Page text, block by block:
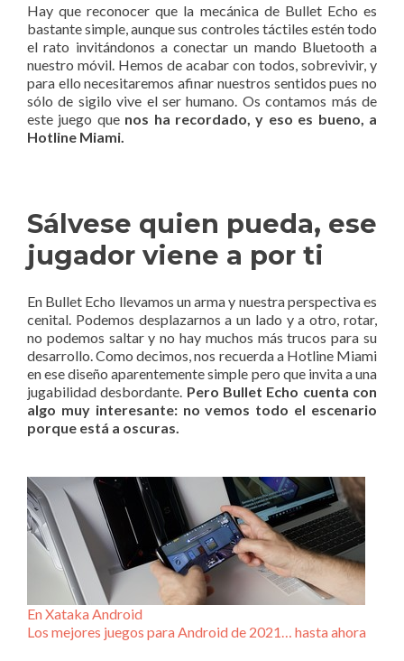
Hay que reconocer que la mecánica de Bullet Echo es
bastante simple, aunque sus controles táctiles estén todo
el rato invitándonos a conectar un mando Bluetooth a
nuestro móvil. Hemos de acabar con todos, sobrevivir, y
para ello necesitaremos afinar nuestros sentidos pues no
sólo de sigilo vive el ser humano. Os contamos más de
este juego que nos ha recordado, y eso es bueno, a
Hotline Miami.
Sálvese quien pueda, ese
jugador viene a por ti
En Bullet Echo llevamos un arma y nuestra perspectiva es
cenital. Podemos desplazarnos a un lado y a otro, rotar,
no podemos saltar y no hay muchos más trucos para su
desarrollo. Como decimos, nos recuerda a Hotline Miami
en ese diseño aparentemente simple pero que invita a una
jugabilidad desbordante. Pero Bullet Echo cuenta con
algo muy interesante: no vemos todo el escenario
porque está a oscuras.
En Xataka Android
Los mejores juegos para Android de 2021… hasta ahora